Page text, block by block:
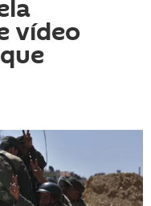
vídeo